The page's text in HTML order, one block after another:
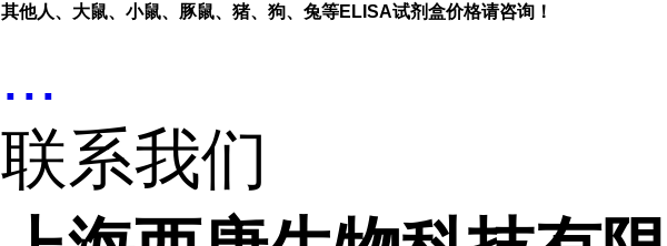
其他人、大鼠、小鼠、豚鼠、猪、狗、兔等ELISA试剂盒价格请咨询！
...
联系我们